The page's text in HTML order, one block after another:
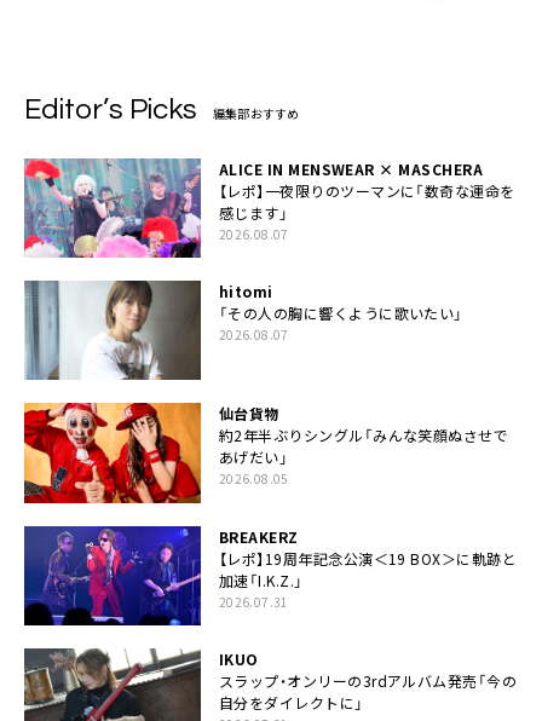
Editor’s Picks 編集部おすすめ
ALICE IN MENSWEAR × MASCHERA
【レポ】一夜限りのツーマンに「数奇な運命を
感じます」
2026.08.07
hitomi
「その人の胸に響くように歌いたい」
2026.08.07
仙台貨物
約2年半ぶりシングル「みんな笑顔ぬさせで
あげだい」
2026.08.05
BREAKERZ
【レポ】19周年記念公演＜19 BOX＞に軌跡と
加速「I.K.Z.」
2026.07.31
IKUO
スラップ・オンリーの3rdアルバム発売「今の
自分をダイレクトに」